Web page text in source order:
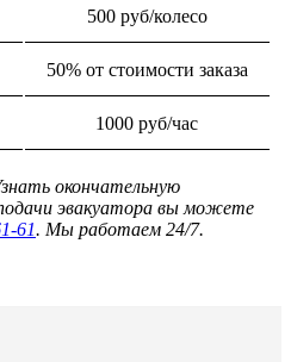
500 руб/колесо
50% от стоимости заказа
1000 руб/час
окончательную
эвакуатора вы можете
61. Мы работаем 24/7.